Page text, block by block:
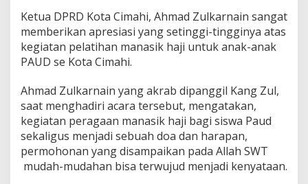
M
a
n
a
k
H
a
i
u
n
Ketua DPRD Kota Cimahi, Ahmad Zulkarnain sangat
memberikan apresiasi yang setinggi-tingginya atas
kegiatan pelatihan manasik haji untuk anak-anak
PAUD se Kota Cimahi.
Ahmad Zulkarnain yang akrab dipanggil Kang Zul,
saat menghadiri acara tersebut, mengatakan,
kegiatan peragaan manasik haji bagi siswa Paud
sekaligus menjadi sebuah doa dan harapan,
permohonan yang disampaikan pada Allah SWT
mudah-mudahan bisa terwujud menjadi kenyataan.